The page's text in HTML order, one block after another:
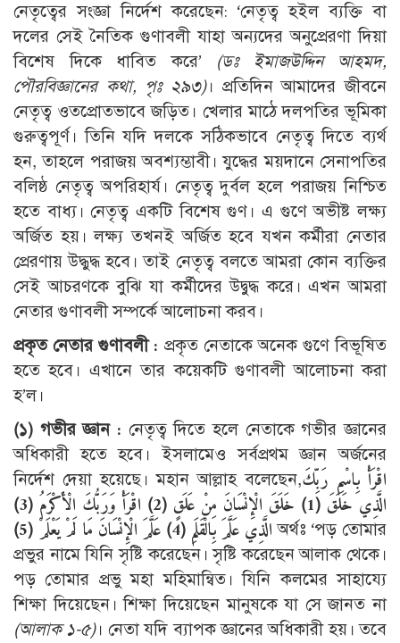
নেতৃত্বের সংজ্ঞা নির্দেশ করেছেন: ‘নেতৃত্ব হইল ব্যক্তি বা
দলের সেই নৈতিক গুণাবলী যাহা অন্যদের অনুপ্রেরণা দিয়া
বিশেষ দিকে ধাবিত করে’ (ডঃ ইমাজউদ্দিন আহমদ,
পৌরবিজ্ঞানের কথা, পৃঃ ২৯৩)। প্রতিদিন আমাদের জীবনে
নেতৃত্ব ওতপ্রোতভাবে জড়িত। খেলার মাঠে দলপতির ভূমিকা
গুরুত্বপূর্ণ। তিনি যদি দলকে সঠিকভাবে নেতৃত্ব দিতে ব্যর্থ
হন, তাহলে পরাজয় অবশ্যম্ভাবী। যুদ্ধের ময়দানে সেনাপতির
বলিষ্ঠ নেতৃত্ব অপরিহার্য। নেতৃত্ব দুর্বল হলে পরাজয় নিশ্চিত
হতে বাধ্য। নেতৃত্ব একটি বিশেষ গুণ। এ গুণে অভীষ্ট লক্ষ্য
অর্জিত হয়। লক্ষ্য তখনই অর্জিত হবে যখন কর্মীরা নেতার
প্রেরণায় উদ্ধুদ্ধ হবে। তাই নেতৃত্ব বলতে আমরা কোন ব্যক্তির
সেই আচরণকে বুঝি যা কর্মীদের উদ্বুদ্ধ করে। এখন আমরা
নেতার গুণাবলী সম্পর্কে আলোচনা করব।
প্রকৃত নেতার গুণাবলী : প্রকৃত নেতাকে অনেক গুণে বিভূষিত
হতে হবে। এখানে তার কয়েকটি গুণাবলী আলোচনা করা
হ’ল।
(১) গভীর জ্ঞান : নেতৃত্ব দিতে হলে নেতাকে গভীর জ্ঞানের
অধিকারী হতে হবে। ইসলামেও সর্বপ্রথম জ্ঞান অর্জনের
নির্দেশ দেয়া হয়েছে। মহান আল্লাহ বলেছেন,اقْرَأْ بِاسْمِ رَبِّكَ
الَّذِي خَلَقَ (1) خَلَقَ الْإِنْسَانَ مِنْ عَلَقٍ (2) اقْرَأْ وَرَبُّكَ الْأَكْرَمُ (3)
الَّذِي عَلَّمَ بِالْقَلَمِ (4) عَلَّمَ الْإِنْسَانَ مَا لَمْ يَعْلَمْ (5) অর্থঃ ‘পড় তোমার
প্রভুর নামে যিনি সৃষ্টি করেছেন। সৃষ্টি করেছেন আলাক থেকে।
পড় তোমার প্রভু মহা মহিমান্বিত। যিনি কলমের সাহায্যে
শিক্ষা দিয়েছেন। শিক্ষা দিয়েছেন মানুষকে যা সে জানত না
(আলাক ১-৫)। নেতা যদি ব্যাপক জ্ঞানের অধিকারী হয়। তবে